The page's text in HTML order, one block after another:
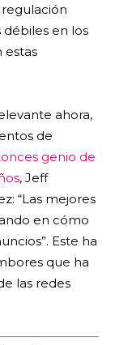
en los
estas
ahora,
de
genio de
, Jeff
“Las mejores
en cómo
Este ha
que ha
las redes